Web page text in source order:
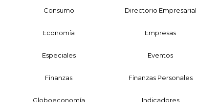
Consumo Directorio Empresarial
Economía Empresas
Especiales Eventos
Finanzas Finanzas Personales
Globoeconomía Indicadores